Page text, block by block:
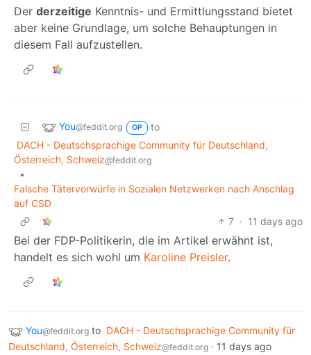
Der derzeitige Kenntnis- und Ermittlungsstand bietet
aber keine Grundlage, um solche Behauptungen in
diesem Fall aufzustellen.
You@feddit.org OP
to
DACH - Deutschsprachige Community für Deutschland,
Österreich, Schweiz@feddit.org
•
Falsche Tätervorwürfe in Sozialen Netzwerken nach Anschlag
auf CSD
7 · 11 days ago
Bei der FDP-Politikerin, die im Artikel erwähnt ist,
handelt es sich wohl um Karoline Preisler.
You@feddit.org to DACH - Deutschsprachige Community für
Deutschland, Österreich, Schweiz@feddit.org · 11 days ago